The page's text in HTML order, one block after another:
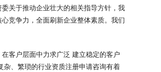
关于推动企业壮大的相关指导方针，我
竞争力，全面刷新企业整体素质。我们
客户层面中力求广泛 建立稳定的客户
杂、繁琐的行业资质注册申请咨询有着